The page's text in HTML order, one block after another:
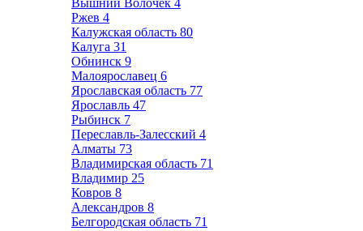
Вышний Волочёк 4
Ржев 4
Калужская область 80
Калуга 31
Обнинск 9
Малоярославец 6
Ярославская область 77
Ярославль 47
Рыбинск 7
Переславль-Залесский 4
Алматы 73
Владимирская область 71
Владимир 25
Ковров 8
Александров 8
Белгородская область 71